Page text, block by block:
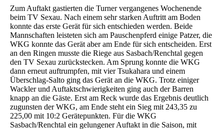
Zum Auftakt gastierten die Turner vergangenes Wochenende
beim TV Sexau. Nach einem sehr starken Auftritt am Boden
konnte das erste Gerät für sich entschieden werden. Beide
Mannschaften leisteten sich am Pauschenpferd einige Patzer, die
WKG konnte das Gerät aber am Ende für sich entscheiden. Erst
an den Ringen musste die Riege aus Sasbach/Renchtal gegen
den TV Sexau zurückstecken. Am Sprung konnte die WKG
dann erneut auftrumpfen, mit vier Tsukahara und einem
Überschlag-Salto ging das Gerät an die WKG. Trotz einiger
Wackler und Auftaktschwierigkeiten ging auch der Barren
knapp an die Gäste. Erst am Reck wurde das Ergebnis deutlich
zugunsten der WKG, am Ende steht ein Sieg mit 243,35 zu
225,00 mit 10:2 Gerätepunkten. Für die WKG
Sasbach/Renchtal ein gelungener Auftakt in die Saison, mit